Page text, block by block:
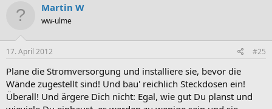
Martin W
ww-ulme
17. April 2012 #25
Plane die Stromversorgung und installiere sie, bevor die
Wände zugestellt sind! Und bau' reichlich Steckdosen ein!
Überall! Und ärgere Dich nicht: Egal, wie gut Du planst und